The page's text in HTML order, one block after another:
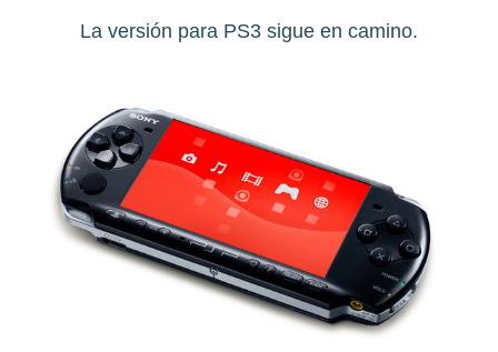
La versión para PS3 sigue en camino.